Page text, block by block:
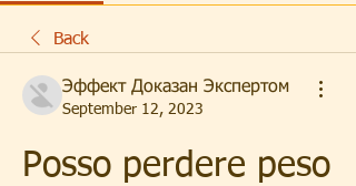
Back
Эффект Доказан Экспертом
September 12, 2023
Posso perdere peso